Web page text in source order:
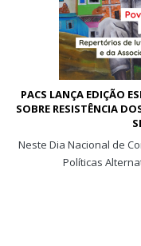
PACS LANÇA EDIÇÃO
SOBRE RESISTÊNCIA
Neste Dia Nacional de
Políticas